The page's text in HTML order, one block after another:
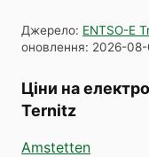
Джерело: ENTSO-E
оновлення: 2026-
Ціни на
Ternitz
Amstetten